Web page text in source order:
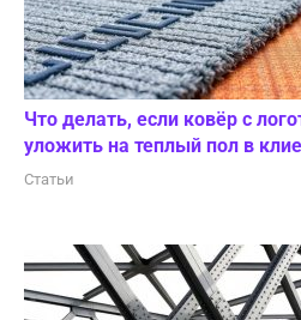
Что делать, если ковёр с
уложить на теплый пол в
Статьи